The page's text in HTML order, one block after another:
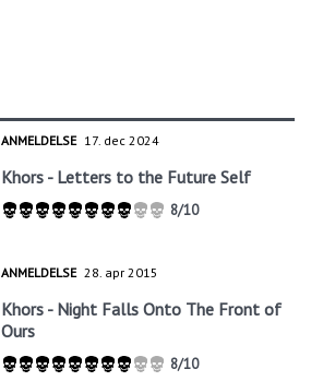
ANMELDELSE 17. dec 2024
Khors - Letters to the Future Self
8/10
ANMELDELSE 28. apr 2015
Khors - Night Falls Onto The Front of
Ours
8/10